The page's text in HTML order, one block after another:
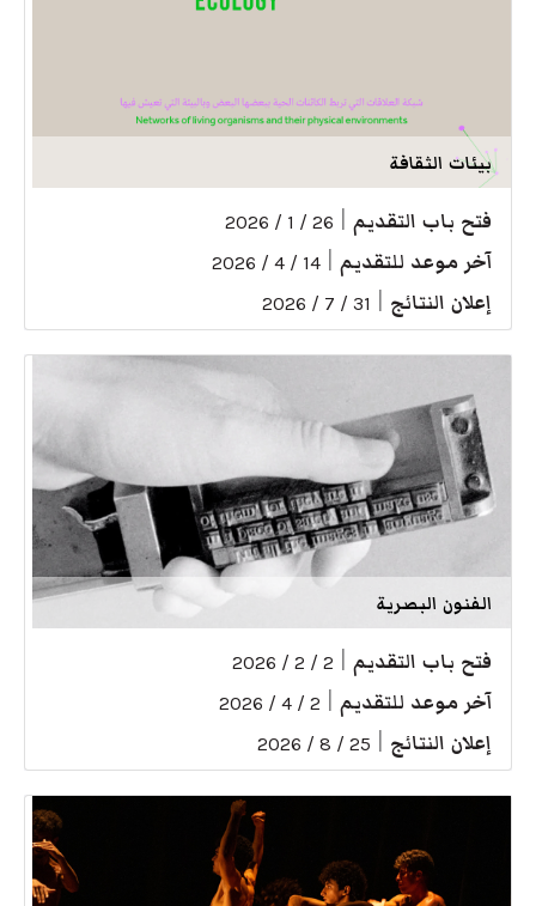
بيئات الثقافة
فتح باب التقديم 26 / 1 / 2026
آخر موعد للتقديم 14 / 4 / 2026
إعلان النتائج 31 / 7 / 2026
الفنون البصرية
فتح باب التقديم 2 / 2 / 2026
آخر موعد للتقديم 2 / 4 / 2026
إعلان النتائج 25 / 8 / 2026